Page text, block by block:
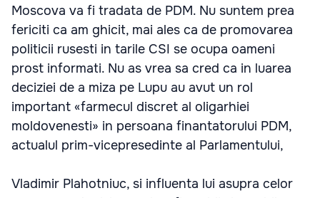
Moscova va fi tradata de PDM. Nu suntem prea
fericiti ca am ghicit, mai ales ca de promovarea
politicii rusesti in tarile CSI se ocupa oameni
prost informati. Nu as vrea sa cred ca in luarea
deciziei de a miza pe Lupu au avut un rol
important «farmecul discret al oligarhiei
moldovenesti» in persoana finantatorului PDM,
actualul prim-vicepresedinte al Parlamentului,
Vladimir Plahotniuc, si influenta lui asupra celor